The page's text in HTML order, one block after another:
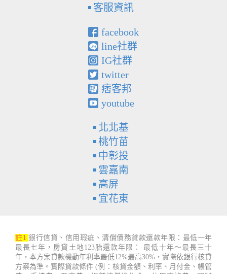
客服資訊
facebook
line社群
IG社群
twitter
痞客邦
youtube
北北基
桃竹苗
中彰投
雲嘉南
高屏
宜花東
註1 銀行信貸、信用瑕疵、清償債務貸款還款年限：最低一年
最長七年，房貸土地123胎還款年限： 最低十年～最長三十
年，本方案貸款機動年利率最低12%最高30%，實際依銀行核貸
方案為準。實際貸款條件 (例：核貸金額、利率、月付金、帳管